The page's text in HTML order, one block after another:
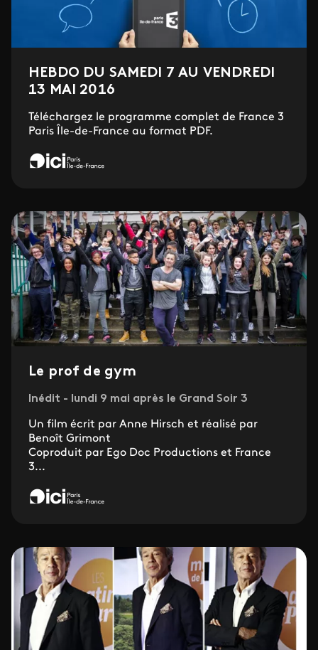
HEBDO DU SAMEDI 7 AU VENDREDI
13 MAI 2016
Téléchargez le programme complet de France 3
Paris Île-de-France au format PDF.
Le prof de gym
Inédit - lundi 9 mai après le Grand Soir 3
Un film écrit par Anne Hirsch et réalisé par
Benoît Grimont
Coproduit par Ego Doc Productions et France
3...